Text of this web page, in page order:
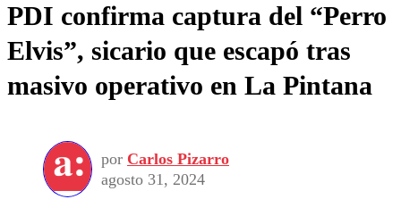
PDI confirma captura del “Perro
Elvis”, sicario que escapó tras
masivo operativo en La Pintana
por Carlos Pizarro
agosto 31, 2024